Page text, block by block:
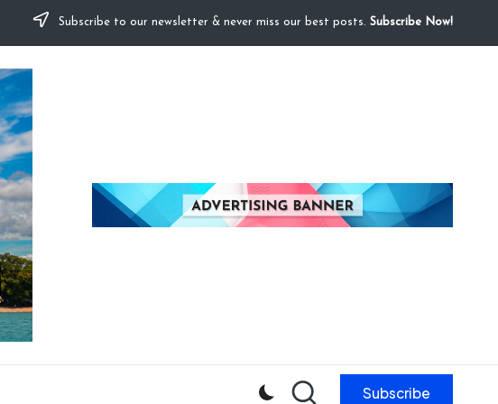
Subscribe to our newsletter & never miss our best posts. Subscribe Now!
Subscribe